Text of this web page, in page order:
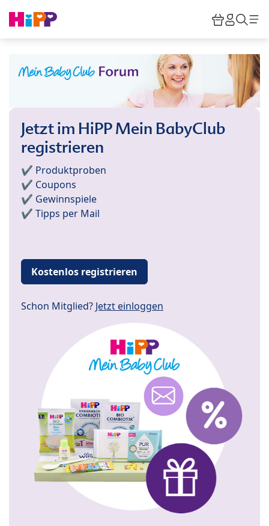
HiPP
Jetzt im HiPP Mein BabyClub
registrieren
✔️ Produktproben
✔️ Coupons
✔️ Gewinnspiele
✔️ Tipps per Mail
Kostenlos registrieren
Schon Mitglied? Jetzt einloggen